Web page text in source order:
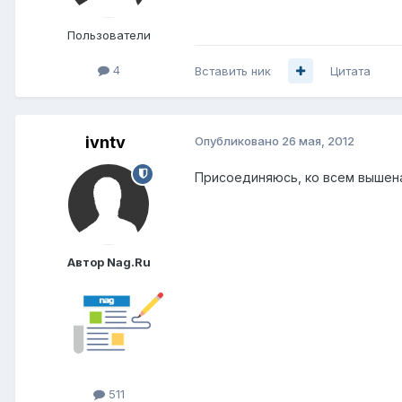
Пользователи
4 Вставить ник Цитата
ivntv
Автор Nag.Ru
511
Опубликовано 26 мая, 2012
Присоединяюсь, ко всем